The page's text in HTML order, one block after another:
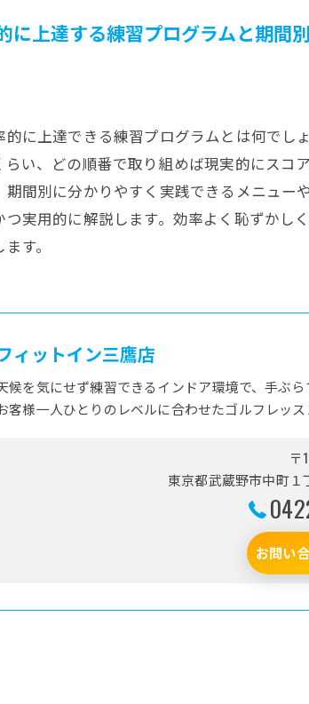
に上達する練習プログラムと期間
に上達できる練習プログラムとは何で
い、どの順番で取り組めば現実的にス
間別に分かりやすく実践できるメニュ
実用的に解説します。効率よく恥ずか
す。
ィットイン三鷹店
候を気にせず練習できるインドア環境で、手ぶ
客様一人ひとりのレベルに合わせたゴルフレッス
〒
東京都武蔵野市中町１
お問い